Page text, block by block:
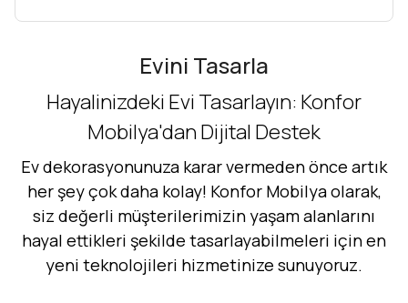
Evini Tasarla
Hayalinizdeki Evi Tasarlayın: Konfor
Mobilya'dan Dijital Destek
Ev dekorasyonunuza karar vermeden önce artık
her şey çok daha kolay! Konfor Mobilya olarak,
siz değerli müşterilerimizin yaşam alanlarını
hayal ettikleri şekilde tasarlayabilmeleri için en
yeni teknolojileri hizmetinize sunuyoruz.